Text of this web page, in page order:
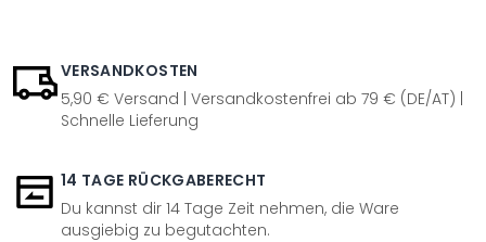
VERSANDKOSTEN
5,90 € Versand | Versandkostenfrei ab 79 € (DE/AT) |
Schnelle Lieferung
14 TAGE RÜCKGABERECHT
Du kannst dir 14 Tage Zeit nehmen, die Ware
ausgiebig zu begutachten.